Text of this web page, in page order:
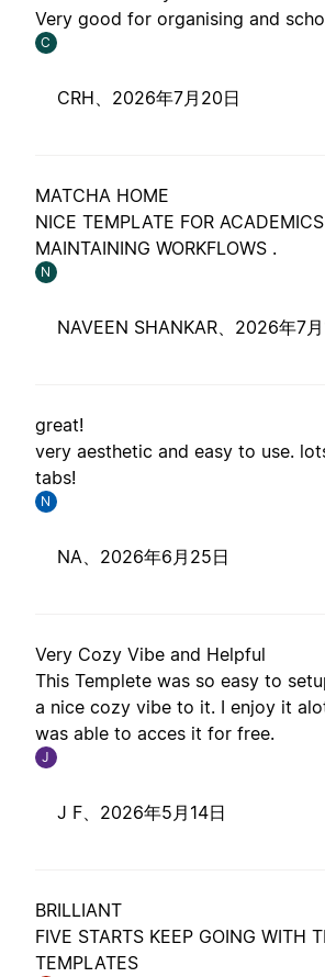
Very good for organising and
C
CRH、 2026年7月20日
MATCHA HOME
NICE TEMPLATE FOR
MAINTAINING WORKFLOWS .
N
NAVEEN SHANKAR、 2026年7月
great!
very aesthetic and easy to use.
tabs!
N
NA、 2026年6月25日
Very Cozy Vibe and Helpful
This Templete was so easy to
a nice cozy vibe to it. I enjoy it
was able to acces it for free.
J
J F、 2026年5月14日
BRILLIANT
FIVE STARTS KEEP GOING WITH
TEMPLATES